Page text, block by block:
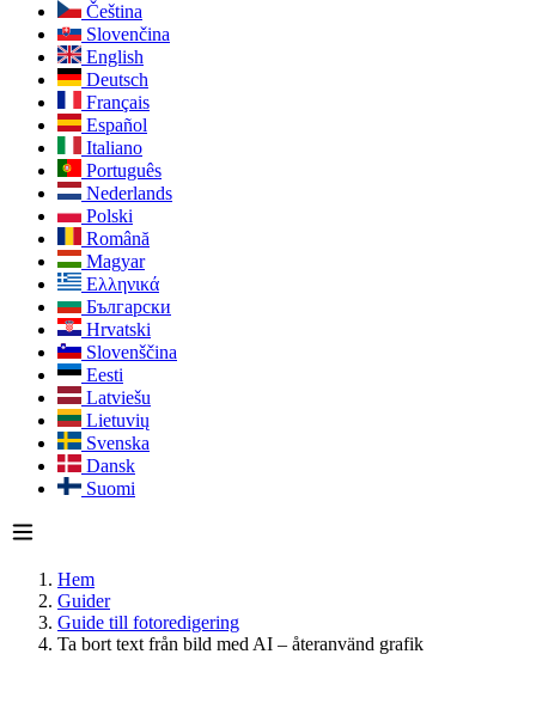
Čeština
Slovenčina
English
Deutsch
Français
Español
Italiano
Português
Nederlands
Polski
Română
Magyar
Ελληνικά
Български
Hrvatski
Slovenščina
Eesti
Latviešu
Lietuvių
Svenska
Dansk
Suomi
Hem
Guider
Guide till fotoredigering
Ta bort text från bild med AI – återanvänd grafik